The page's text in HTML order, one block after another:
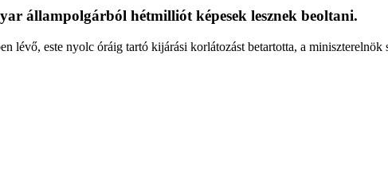
állampolgárból hétmilliót képesek lesznek beoltani.
lévő, este nyolc óráig tartó kijárási korlátozást betartotta, a